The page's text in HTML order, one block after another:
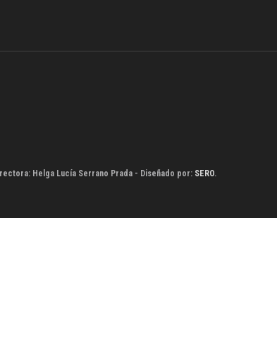
Helga Lucía Serrano Prada - Diseñado por: SERO.